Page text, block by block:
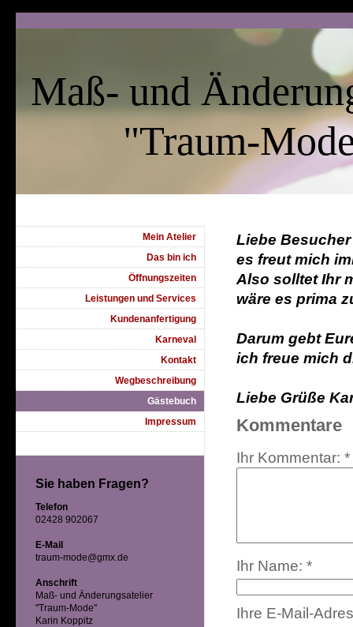
Maß- und
"Traum-
Liebe
es freut mich
Also solltet Ihr
wäre es prima
Darum gebt
ich freue mich
Liebe Grüße
Kommentare
Ihr Kommentar: *
Ihr Name: *
Ihre E-Mail-
Mein Atelier
Das bin ich
Öffnungszeiten
Leistungen und Services
Kundenanfertigung
Karneval
Kontakt
Wegbeschreibung
Gästebuch
Impressum
Sie haben Fragen?
Telefon
02428 902067
E-Mail
traum-mode@gmx.de
Anschrift
Maß- und Änderungsatelier
"Traum-Mode"
Karin Koppitz